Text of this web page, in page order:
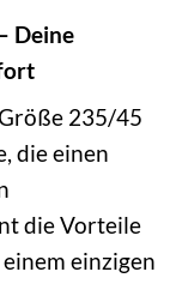
Deine
235/45
die einen
die Vorteile
einzigen